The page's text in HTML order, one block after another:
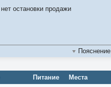
нет остановки продажи
Пояснение
Питание Места